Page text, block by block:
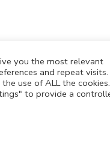
you the most relevant
and repeat
use of ALL the cookies.
to provide a